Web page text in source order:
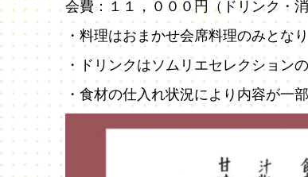
会費：１１，０００円（ドリンク・消
・料理はおまかせ会席料理のみとな
・ドリンクはソムリエセレクション
・食材の仕入れ状況により内容が一